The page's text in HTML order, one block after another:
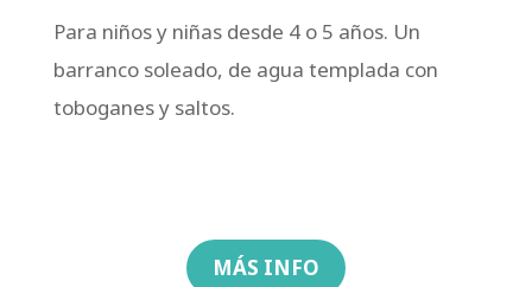
Para niños y niñas desde 4 o 5 años. Un
barranco soleado, de agua templada con
toboganes y saltos.
MÁS INFO